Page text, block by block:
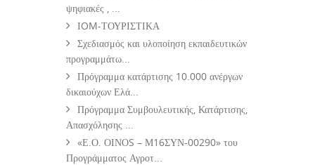
ψηφιακές , ...
ΙOM-ΤΟΥΡΙΣΤΙΚΑ
Σχεδιασμός και υλοποίηση εκπαιδευτικών
προγραμμάτω...
Πρόγραμμα κατάρτισης 10.000 ανέργων
δικαιούχων Ελά...
Πρόγραμμα Συμβουλευτικής, Κατάρτισης,
Απασχόλησης ...
«Ε.Ο. ΟΙΝΟS – Μ16ΣΥΝ-00290» του
Προγράμματος Αγροτ...